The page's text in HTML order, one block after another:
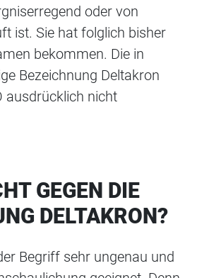
oder von
ist. Sie hat folglich bisher
bekommen. Die in
Bezeichnung Deltakron
ausdrücklich nicht
GEGEN DIE
DELTAKRON?
Begriff sehr ungenau und